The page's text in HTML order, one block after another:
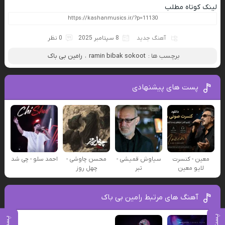
لینک کوتاه مطلب
آهنگ جدید 8 سپتامبر 2025 0 نظر
برچسب ها : ramin bibak sokoot ، رامین بی باک
پست های پیشنهادی
معین - کنسرت
لایو معین
سیاوش قمیشی -
تبر
محسن چاوشی -
چهل روز
احمد سلو - چی شد
آهنگ های مرتبط رامین بی باک